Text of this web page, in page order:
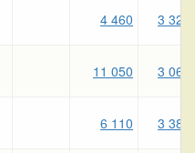
4 460 3 320
11 050 3 060
6 110 3 380